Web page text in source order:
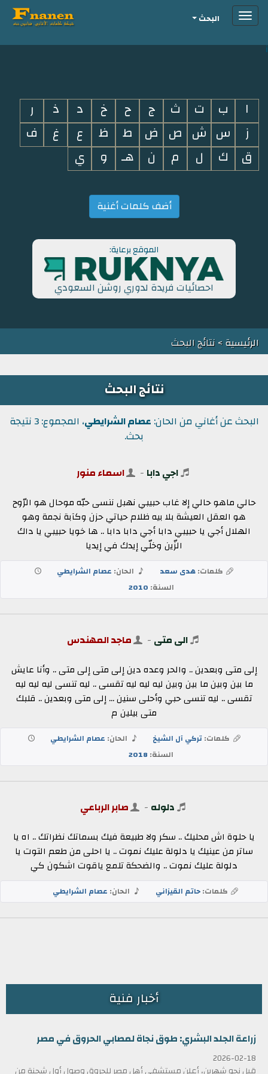
i
Toggleالبحث
ا ب ت ث ج ح خ د ذ
ر
ز
س ش ص ض ط ظ ع غ
ف
ق
ك ل م ن هـ و ي
أضف كلمات أغنية
الموقع برعاية:
احصائيات فريدة لدوري روشن السعودي
الرئيسية> نتائج البحث
نتائج البحث
البحث عن أغاني من الحان: عصام الشرايطي
، المجموع: 3 نتيجة
بحث.
اجي دابا - اسماء منور
حالي ماهو حالي إلا غاب حبيبي نهبل ننسى حبّه موحال هو الرّوح
هو العقل العيشة بلا بيه ظلام حياتي حزن وكآبة نجمة وهو
الهلال أجي يا حبيبي دابا أجي دابا دابا .. ها خويا حبيبي يا داك
الزّين وخلّي إيدك في إيديا
كلمات:هدى سعد الحان: عصام الشرايطي
السنة: 2010
الى متى - ماجد المهندس
إلى متى وبعدين .. والحر وعده دين إلى متى إلى متى .. وأنا عايش
ما بين وبين ما بين وبين ليه ليه ليه تقسى .. ليه تنسى ليه ليه ليه
تقسى .. ليه تنسى حبي وأحلى سنين ... إلى متى وبعدين .. قلبك
متى بيلين م
كلمات:تركي آل الشيخ الحان: عصام الشرايطي
السنة:2018
دلوله - صابر الرباعي
يا حلوة اش محليك .. سكر ولا طبيعة فيك بسماتك نظراتك .. اه يا
ساتر من عينيك يا دلولة عليك نموت .. يا احلى من طعم التوت يا
دلولة عليك نموت .. والضحكة تلمع ياقوت اشكون كي
كلمات:حاتم القيزاني الحان: عصام الشرايطي
أخبار فنية
زراعة الجلد البشري: طوق نجاة لمصابي الحروق في مصر
2026-02-18
قبل نحو شهرين، أعلن مستشفى أهل مصر للحروق وصول أول شحنة من